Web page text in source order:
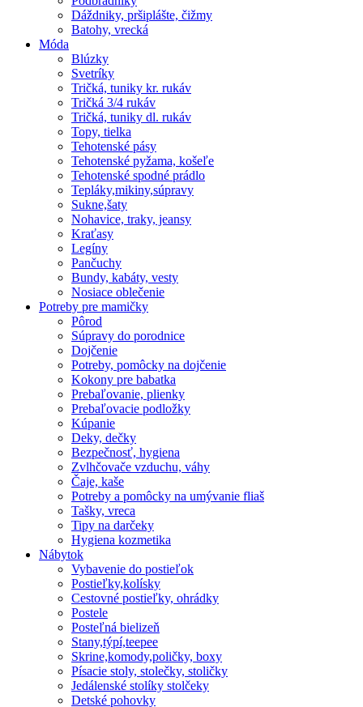
Dáždniky, pršiplášte, čižmy
Batohy, vrecká
Móda
Blúzky
Svetríky
Tričká, tuniky kr. rukáv
Tričká 3/4 rukáv
Tričká, tuniky dl. rukáv
Topy, tielka
Tehotenské pásy
Tehotenské pyžama, košeľe
Tehotenské spodné prádlo
Tepláky,mikiny,súpravy
Sukne,šaty
Nohavice, traky, jeansy
Kraťasy
Legíny
Pančuchy
Bundy, kabáty, vesty
Nosiace oblečenie
Potreby pre mamičky
Pôrod
Súpravy do porodnice
Dojčenie
Potreby, pomôcky na dojčenie
Kokony pre babatka
Prebaľovanie, plienky
Prebaľovacie podložky
Kúpanie
Deky, dečky
Bezpečnosť, hygiena
Zvlhčovače vzduchu, váhy
Čaje, kaše
Potreby a pomôcky na umývanie fliaš
Tašky, vreca
Tipy na darčeky
Hygiena kozmetika
Nábytok
Vybavenie do postieľok
Postieľky,kolísky
Cestovné postieľky, ohrádky
Postele
Posteľná bielizeň
Stany,týpí,teepee
Skrine,komody,poličky, boxy
Písacie stoly, stolečky, stoličky
Jedálenské stolíky stolčeky
Detské pohovky